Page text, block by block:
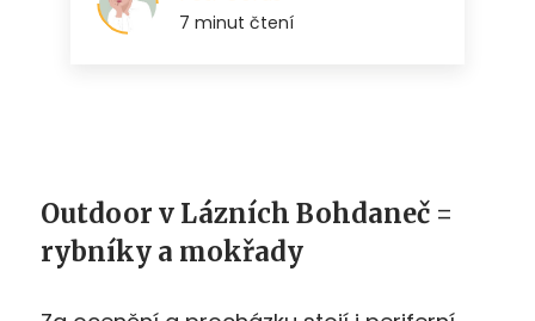
Outdoor v Lázních Bohdaneč =
rybníky a mokřady